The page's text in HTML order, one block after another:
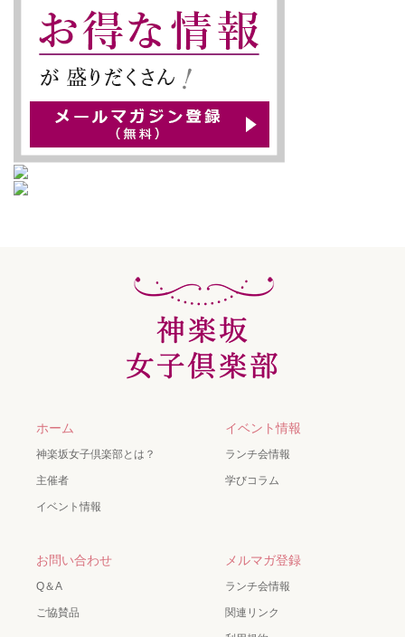
ホーム
神楽坂女子倶楽部とは？
主催者
イベント情報
イベント情報
ランチ会情報
学びコラム
お問い合わせ
Q＆A
ご協賛品
メルマガ登録
ランチ会情報
関連リンク